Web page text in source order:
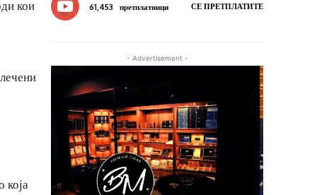
кои
која
61,453 претплатници СЕ ПРЕТПЛАТИТЕ
- Advertisement -